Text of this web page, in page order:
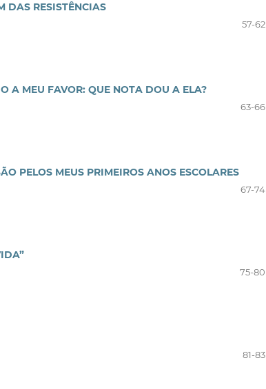
DAS RESISTÊNCIAS
57-62
A MEU FAVOR: QUE NOTA DOU A ELA?
63-66
PELOS MEUS PRIMEIROS ANOS ESCOLARES
67-74
75-80
81-83